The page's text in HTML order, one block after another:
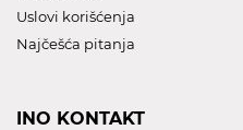
Uslovi korišćenja
Najčešća pitanja
INO KONTAKT